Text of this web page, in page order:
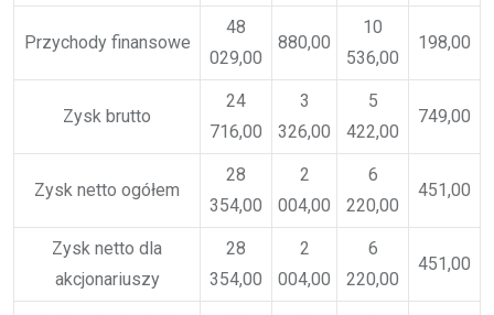
Przychody finansowe
48
029,00
880,00
10
536,00
198,00
Zysk brutto
24
716,00
3
326,00
5
422,00
749,00
Zysk netto ogółem
28
354,00
2
004,00
6
220,00
451,00
Zysk netto dla
akcjonariuszy
28
354,00
2
004,00
6
220,00
451,00